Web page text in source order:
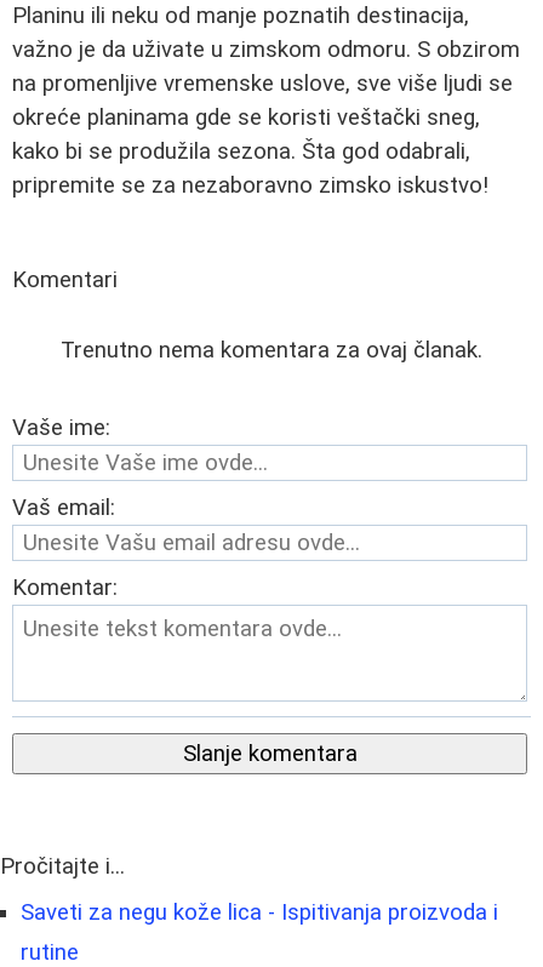
Planinu ili neku od manje poznatih destinacija,
važno je da uživate u zimskom odmoru. S obzirom
na promenljive vremenske uslove, sve više ljudi se
okreće planinama gde se koristi veštački sneg,
kako bi se produžila sezona. Šta god odabrali,
pripremite se za nezaboravno zimsko iskustvo!
Komentari
Trenutno nema komentara za ovaj članak.
Vaše ime:
Vaš email:
Komentar:
Slanje komentara
Pročitajte i...
Saveti za negu kože lica - Ispitivanja proizvoda i
rutine